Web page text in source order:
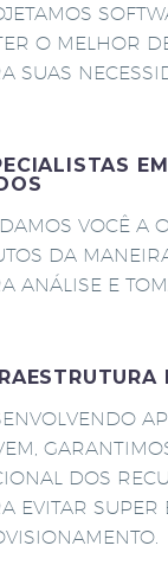
O MELHOR
SUAS
VOCÊ A
DA
ANÁLISE E
DOS
EVITAR SUPER